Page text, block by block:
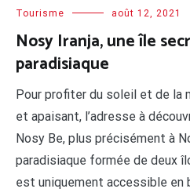
Tourisme août 12, 2021
Nosy Iranja, une île
paradisiaque
Pour profiter du soleil et de la
et apaisant, l’adresse à
Nosy Be, plus précisément à
paradisiaque formée de deux
est uniquement accessible en